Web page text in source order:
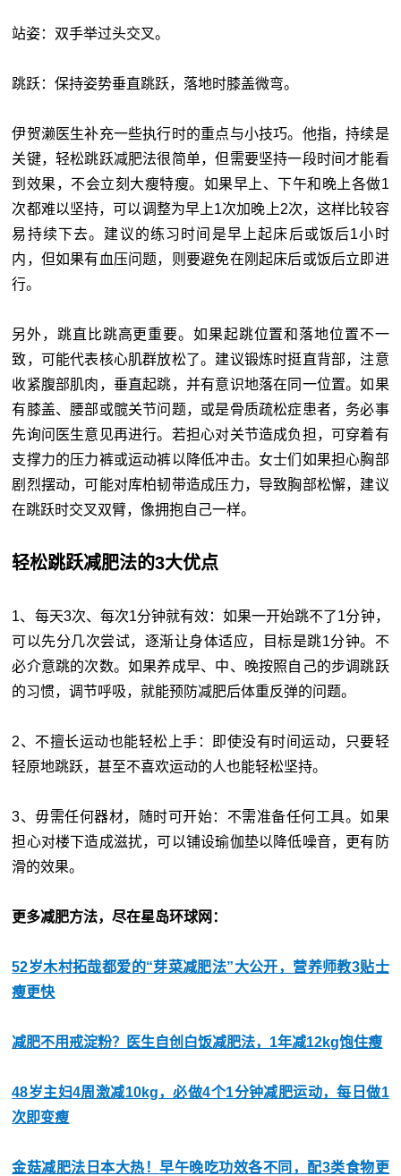
站姿：双手举过头交叉。
跳跃：保持姿势垂直跳跃，落地时膝盖微弯。
伊贺濑医生补充一些执行时的重点与小技巧。他指，持续是
关键，轻松跳跃减肥法很简单，但需要坚持一段时间才能看
到效果，不会立刻大瘦特瘦。如果早上、下午和晚上各做1
次都难以坚持，可以调整为早上1次加晚上2次，这样比较容
易持续下去。建议的练习时间是早上起床后或饭后1小时
内，但如果有血压问题，则要避免在刚起床后或饭后立即进
行。
另外，跳直比跳高更重要。如果起跳位置和落地位置不一
致，可能代表核心肌群放松了。建议锻炼时挺直背部，注意
收紧腹部肌肉，垂直起跳，并有意识地落在同一位置。如果
有膝盖、腰部或髋关节问题，或是骨质疏松症患者，务必事
先询问医生意见再进行。若担心对关节造成负担，可穿着有
支撑力的压力裤或运动裤以降低冲击。女士们如果担心胸部
剧烈摆动，可能对库柏韧带造成压力，导致胸部松懈，建议
在跳跃时交叉双臂，像拥抱自己一样。
轻松跳跃减肥法的3大优点
1、每天3次、每次1分钟就有效：如果一开始跳不了1分钟，
可以先分几次尝试，逐渐让身体适应，目标是跳1分钟。不
必介意跳的次数。如果养成早、中、晚按照自己的步调跳跃
的习惯，调节呼吸，就能预防减肥后体重反弹的问题。
2、不擅长运动也能轻松上手：即使没有时间运动，只要轻
轻原地跳跃，甚至不喜欢运动的人也能轻松坚持。
3、毋需任何器材，随时可开始：不需准备任何工具。如果
担心对楼下造成滋扰，可以铺设瑜伽垫以降低噪音，更有防
滑的效果。
更多减肥方法，尽在星岛环球网：
52岁木村拓哉都爱的“芽菜减肥法”大公开，营养师教3贴士
瘦更快
减肥不用戒淀粉？医生自创白饭减肥法，1年减12kg饱住瘦
48岁主妇4周激减10kg，必做4个1分钟减肥运动，每日做1
次即变瘦
金菇减肥法日本大热！早午晚吃功效各不同，配3类食物更